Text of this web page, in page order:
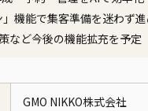
」機能で集客準備を迷わず
など今後の機能拡充を予定
GMO NIKKO株式会社